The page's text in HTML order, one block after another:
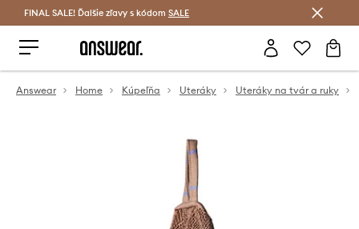
Šetrite s Answear Club >
FINAL SALE! Ďalšie zľavy s kódom SALE
Answear Home Kúpeľňa Uteráky Uteráky na tvár a ruky